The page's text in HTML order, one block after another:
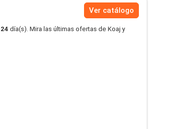
Ver catálogo
24 día(s). Mira las últimas ofertas de Koaj y